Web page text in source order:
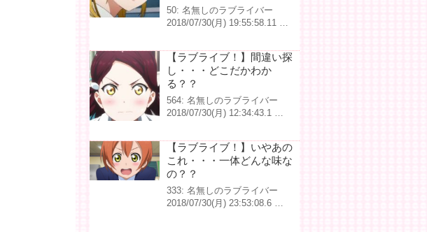
50: 名無しのラブライバー
2018/07/30(月) 19:55:58.11 …
【ラブライブ！】間違い探
し・・・どこだかわか
る？？
564: 名無しのラブライバー
2018/07/30(月) 12:34:43.1 …
【ラブライブ！】いやあの
これ・・・一体どんな味な
の？？
333: 名無しのラブライバー
2018/07/30(月) 23:53:08.6 …